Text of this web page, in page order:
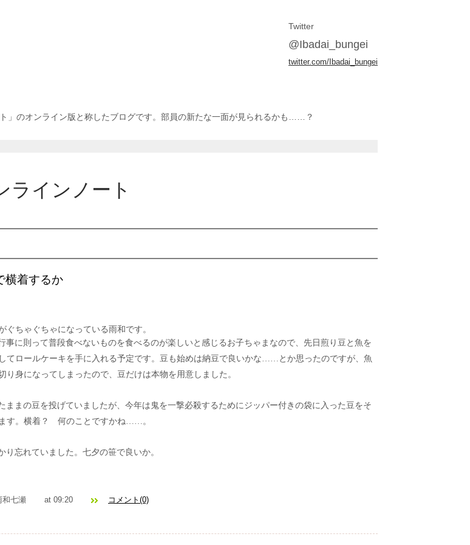
Twitter
@Ibadai_bungei
twitter.com/Ibadai_bungei
」のオンライン版と称したブログです。部員の新たな一面が見られるかも……？
ラインノート
横着するか
ぐちゃぐちゃになっている雨和です。
事に則って普段食べないものを食べるのが楽しいと感じるお子ちゃまなので、先日煎り豆と魚を
てロールケーキを手に入れる予定です。豆も始めは納豆で良いかな……とか思ったのですが、魚
り身になってしまったので、豆だけは本物を用意しました。
ままの豆を投げていましたが、今年は鬼を一撃必殺するためにジッパー付きの袋に入った豆をそ
す。横着？ 何のことですかね……。
り忘れていました。七夕の笹で良いか。
和七瀬 at 09:20 コメント(0)